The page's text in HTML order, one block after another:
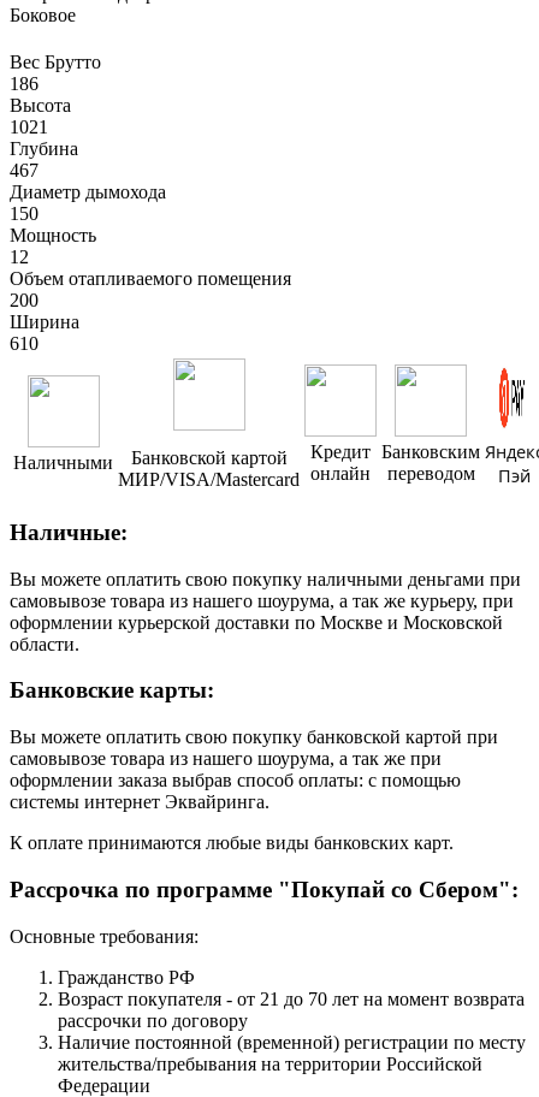
Боковое
Вес Брутто
186
Высота
1021
Глубина
467
Диаметр дымохода
150
Мощность
12
Объем отапливаемого помещения
200
Ширина
610
Наличными
Банковской картой
МИР/VISA/Mastercard
Кредит
онлайн
Банковским
переводом
Пэй
Наличные:
Вы можете оплатить свою покупку наличными деньгами при
самовывозе товара из нашего шоурума, а так же курьеру, при
оформлении курьерской доставки по Москве и Московской
области.
Банковские карты:
Вы можете оплатить свою покупку банковской картой при
самовывозе товара из нашего шоурума, а так же при
оформлении заказа выбрав способ оплаты: с помощью
системы интернет Эквайринга.
К оплате принимаются любые виды банковских карт.
Рассрочка по программе "Покупай со Сбером":
Основные требования:
Гражданство РФ
Возраст покупателя - от 21 до 70 лет на момент возврата
рассрочки по договору
Наличие постоянной (временной) регистрации по месту
жительства/пребывания на территории Российской
Федерации